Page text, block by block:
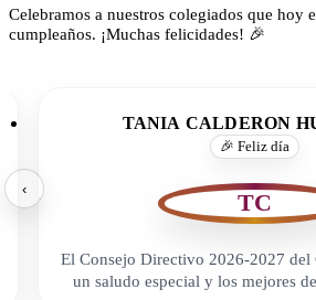
Celebramos a nuestros colegiados que hoy
cumpleaños. ¡Muchas felicidades! 🎉
‹
TANIA CALDERON
🎉 Feliz día
TC
El Consejo Directivo 2026-2027 del
un saludo especial y los mejores